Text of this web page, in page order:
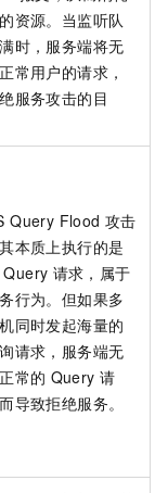
资源。当监听队
时，服务端将无
常用户的请求，
服务攻击的目
Query Flood 攻击
本质上执行的是
Query 请求，属于
行为。但如果多
同时发起海量的
请求，服务端无
常的 Query 请
导致拒绝服务。